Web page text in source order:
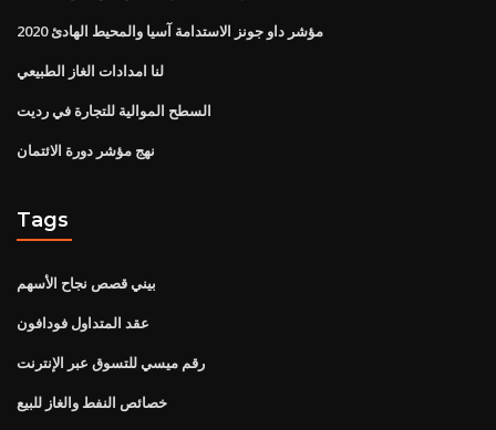
مؤشر داو جونز الاستدامة آسيا والمحيط الهادئ 2020
لنا امدادات الغاز الطبيعي
السطح الموالية للتجارة في رديت
نهج مؤشر دورة الائتمان
Tags
بيني قصص نجاح الأسهم
عقد المتداول فودافون
رقم ميسي للتسوق عبر الإنترنت
خصائص النفط والغاز للبيع